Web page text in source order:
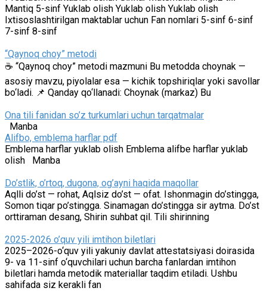
Mantiq 5-sinf Yuklab olish Yuklab olish Yuklab olish
Ixtisoslashtirilgan maktablar uchun Fan nomlari 5-sinf 6-sinf
7-sinf 8-sinf
“Qaynoq choy” metodi
☕️ “Qaynoq choy” metodi mazmuni Bu metodda choynak —
asosiy mavzu, piyolalar esa — kichik topshiriqlar yoki savollar
bo‘ladi. 📌 Qanday qo‘llanadi: Choynak (markaz) Bu
Ona tili fanidan so’z turkumlari uchun tarqatmalar
Manba
Alifbo, emblema harflar pdf
Emblema harflar yuklab olish Emblema alifbe harflar yuklab
olish Manba
Do’stlik, o’rtoq, dugona, og’ayni haqida maqollar
Aqlli do’st — rohat, Aqlsiz do’st — ofat. Ishonmagin do’stingga,
Somon tiqar po’stingga. Sinamagan do’stingga sir aytma. Do’st
orttiraman desang, Shirin suhbat qil. Tili shirinning
2025-2026 o’quv yili imtihon biletlari
2025–2026-o‘quv yili yakuniy davlat attestatsiyasi doirasida
9- va 11-sinf o‘quvchilari uchun barcha fanlardan imtihon
biletlari hamda metodik materiallar taqdim etiladi. Ushbu
sahifada siz kerakli fan